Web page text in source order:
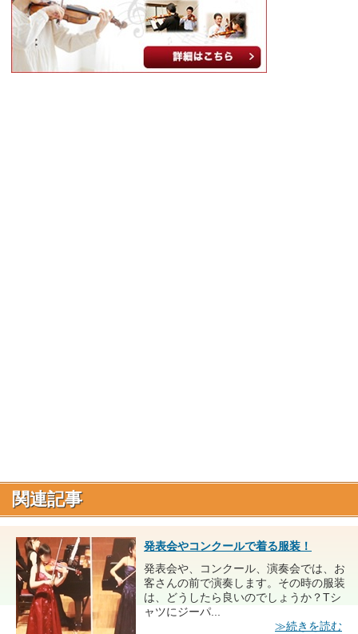
関連記事
発表会やコンクールで着る服装！
発表会や、コンクール、演奏会では、お
客さんの前で演奏します。その時の服装
は、どうしたら良いのでしょうか？Tシ
ャツにジーパ...
≫続きを読む